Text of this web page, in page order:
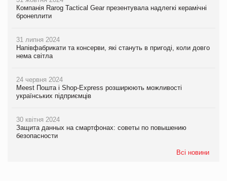
Компанія Rarog Tactical Gear презентувала надлегкі керамічні
бронеплити
31 липня 2024
Напівфабрикати та консерви, які стануть в пригоді, коли довго
нема світла
24 червня 2024
Meest Пошта і Shop-Express розширюють можливості
українських підприємців
30 квітня 2024
Защита данных на смартфонах: советы по повышению
безопасности
Всі новини